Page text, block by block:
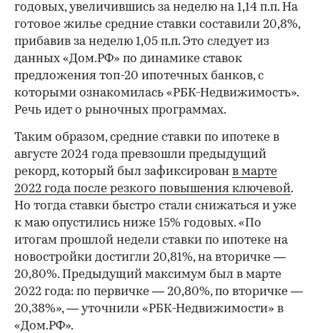
годовых, увеличившись за неделю на 1,14 п.п. На
готовое жилье средние ставки составили 20,8%,
прибавив за неделю 1,05 п.п. Это следует из
данных «Дом.РФ» по динамике ставок
предложения топ-20 ипотечных банков, с
которыми ознакомилась «РБК-Недвижимость».
Речь идет о рыночных программах.
Таким образом, средние ставки по ипотеке в
августе 2024 года превзошли предыдущий
рекорд, который был зафиксирован в марте
2022 года после резкого повышения ключевой.
Но тогда ставки быстро стали снижаться и уже
к маю опустились ниже 15% годовых. «По
итогам прошлой недели ставки по ипотеке на
новостройки достигли 20,81%, на вторичке —
20,80%. Предыдущий максимум был в марте
2022 года: по первичке — 20,80%, по вторичке —
20,38%», — уточнили «РБК-Недвижимости» в
«Дом.РФ».